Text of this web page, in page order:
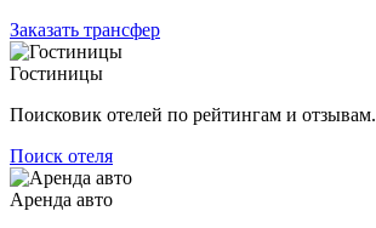
Заказать трансфер
Гостиницы
Поисковик отелей по рейтингам и отзывам.
Поиск отеля
Аренда авто